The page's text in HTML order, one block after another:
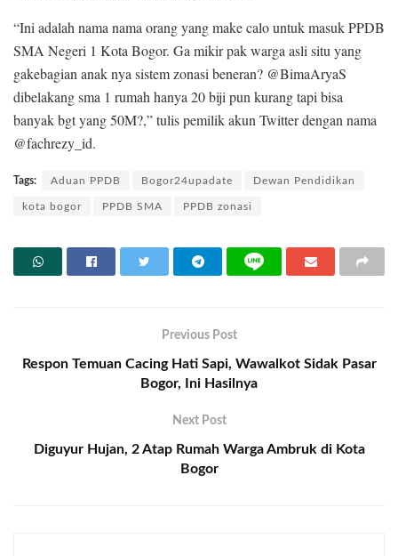
“Ini adalah nama nama orang yang make calo untuk masuk PPDB
SMA Negeri 1 Kota Bogor. Ga mikir pak warga asli situ yang
gakebagian anak nya sistem zonasi beneran? @BimaAryaS
dibelakang sma 1 rumah hanya 20 biji pun kurang tapi bisa
banyak bgt yang 50M?,” tulis pemilik akun Twitter dengan nama
@fachrezy_id.
Tags: Aduan PPDB Bogor24upadate Dewan Pendidikan
kota bogor PPDB SMA PPDB zonasi
Previous Post
Respon Temuan Cacing Hati Sapi, Wawalkot Sidak Pasar
Bogor, Ini Hasilnya
Next Post
Diguyur Hujan, 2 Atap Rumah Warga Ambruk di Kota
Bogor